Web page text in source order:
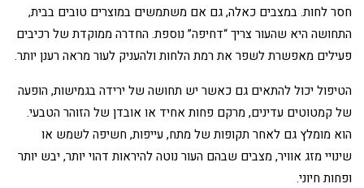
חסר לחות. במצבים כאלה, גם אם משתמשים במוצרים טובים בבית,
התחושה היא שהעור צריך “דחיפה” נוספת. החדרה ממוקדת של רכיבים
פעילים מאפשרת לשפר את רמת הלחות ולהעניק לעור מראה רענן יותר.
הטיפול יכול להתאים גם כאשר יש תחושה של ירידה בגמישות, הופעה
של קמטוטים עדינים, מרקם פחות אחיד או אובדן של הזוהר הטבעי.
הוא מומלץ גם לאחר תקופות של מתח, עייפות, חשיפה לשמש או
שינויי מזג אוויר, מצבים שבהם העור נוטה להיראות דהוי יותר, יבש יותר
ופחות חיוני.